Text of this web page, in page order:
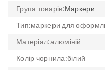
Група товарів:Маркери
Тип:маркери для
Матеріал:алюміній
Колір чорнила:білий